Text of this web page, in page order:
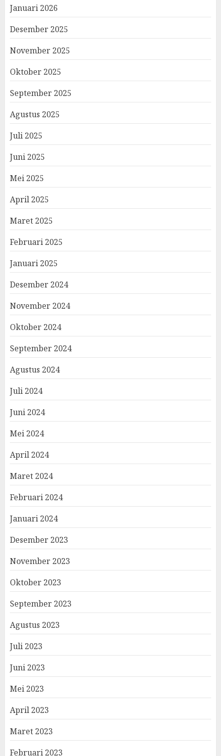
Januari 2026
Desember 2025
November 2025
Oktober 2025
September 2025
Agustus 2025
Juli 2025
Juni 2025
Mei 2025
April 2025
Maret 2025
Februari 2025
Januari 2025
Desember 2024
November 2024
Oktober 2024
September 2024
Agustus 2024
Juli 2024
Juni 2024
Mei 2024
April 2024
Maret 2024
Februari 2024
Januari 2024
Desember 2023
November 2023
Oktober 2023
September 2023
Agustus 2023
Juli 2023
Juni 2023
Mei 2023
April 2023
Maret 2023
Februari 2023